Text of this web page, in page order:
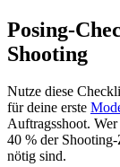
Posing-
Shooting
Nutze diese
für deine erste
Auftragsshoot.
40 % der
nötig sind.